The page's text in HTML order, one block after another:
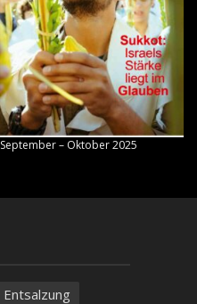
September – Oktober 2025
Entsalzung